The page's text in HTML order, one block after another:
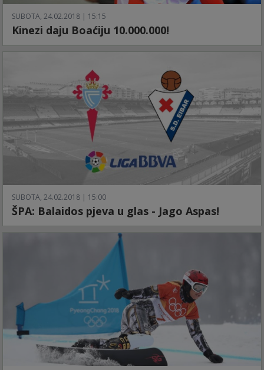
SUBOTA, 24.02.2018 | 15:15
Kinezi daju Boaćiju 10.000.000!
SUBOTA, 24.02.2018 | 15:00
ŠPA: Balaidos pjeva u glas - Jago Aspas!